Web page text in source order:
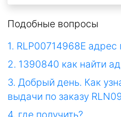
Подобные вопросы
1. RLP00714968E адрес
2. 1390840 как найти
3. Добрый день. Как
выдачи по заказу